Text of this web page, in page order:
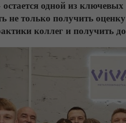
одной из
не только получить
коллег и получить